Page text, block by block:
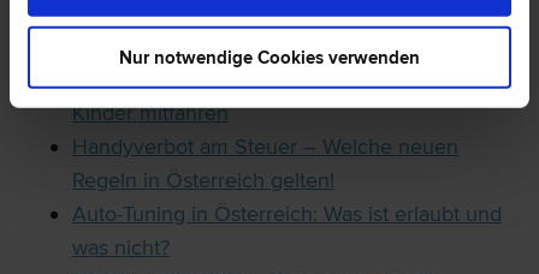
Nur notwendige Cookies verwenden
Pickerl abgelaufen – wie hoch sind die
Geldstrafen?
Verkehrsrecht: Rauchverbot im Auto, wenn
Kinder mitfahren
Handyverbot am Steuer – Welche neuen
Regeln in Österreich gelten!
Auto-Tuning in Österreich: Was ist erlaubt und
was nicht?